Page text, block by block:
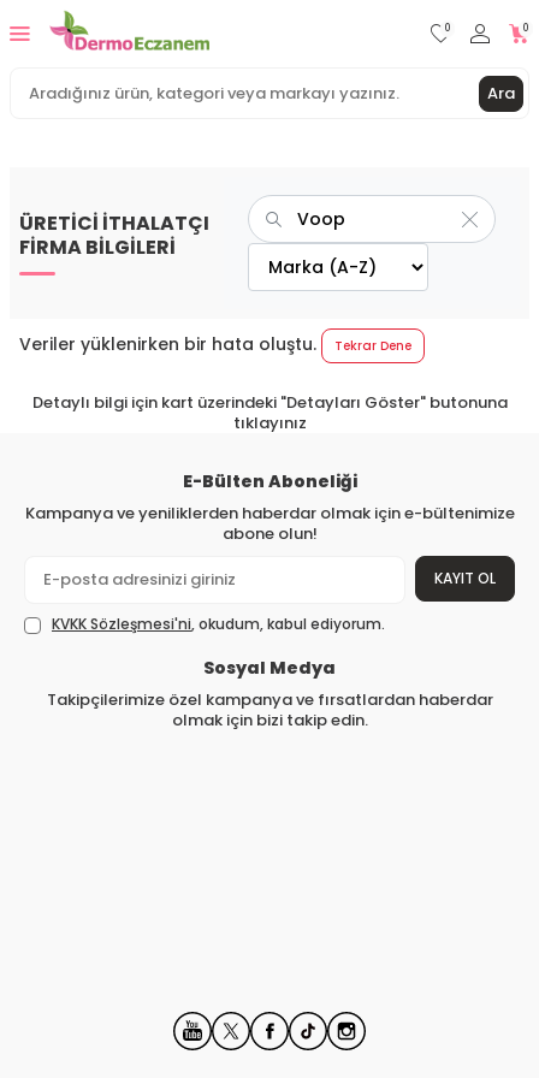
Ara
0 0
ÜRETİCİ İTHALATÇI
FİRMA BİLGİLERİ
Veriler yüklenirken bir hata oluştu. Tekrar Dene
Detaylı bilgi için kart üzerindeki "Detayları Göster" butonuna
tıklayınız
E-Bülten Aboneliği
Kampanya ve yeniliklerden haberdar olmak için e-bültenimize
abone olun!
KAYIT OL
KVKK Sözleşmesi'ni, okudum, kabul ediyorum.
Sosyal Medya
Takipçilerimize özel kampanya ve fırsatlardan haberdar
olmak için bizi takip edin.